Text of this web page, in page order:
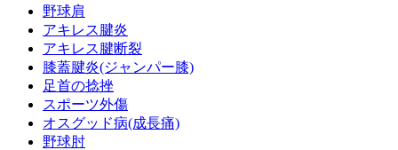
野球肩
アキレス腱炎
アキレス腱断裂
膝蓋腱炎(ジャンパー膝)
足首の捻挫
スポーツ外傷
オスグッド病(成長痛)
野球肘